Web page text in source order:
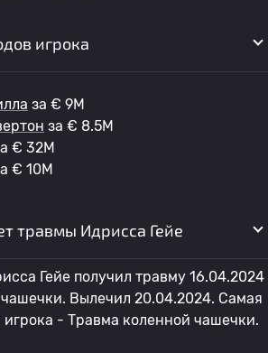
игрока
за € 9M
за € 8.5M
€ 32M
€ 10M
травмы Идрисса Гейе
Гейе получил травму 16.04.2024
Вылечил 20.04.2024. Самая
игрока - Травма коленной чашечки.